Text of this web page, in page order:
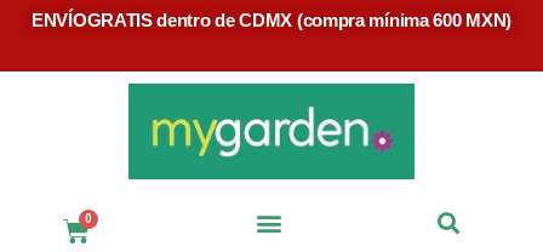
ENVÍOGRATIS dentro de CDMX (compra mínima 600 MXN)
$